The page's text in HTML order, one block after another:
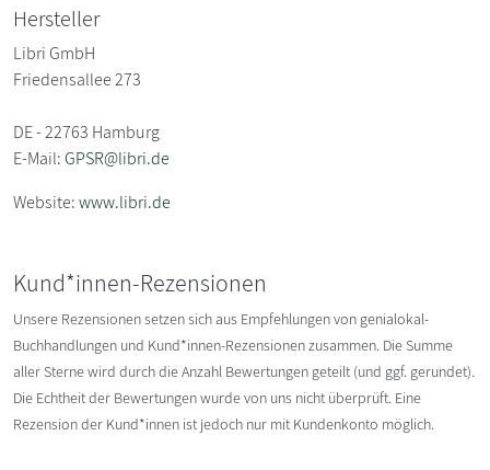
Hersteller
Libri GmbH
Friedensallee 273
DE - 22763 Hamburg
E-Mail:GPSR@libri.de
Website:www.libri.de
Kund*innen-Rezensionen
Unsere Rezensionen setzen sich aus Empfehlungen von genialokal-
Buchhandlungen und Kund*innen-Rezensionen zusammen. Die Summe
aller Sterne wird durch die Anzahl Bewertungen geteilt (und ggf. gerundet).
Die Echtheit der Bewertungen wurde von uns nicht überprüft. Eine
Rezension der Kund*innen ist jedoch nur mit Kundenkonto möglich.